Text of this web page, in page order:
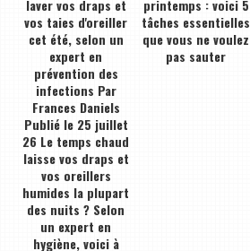
laver vos draps et
vos taies d'oreiller
cet été, selon un
expert en
prévention des
infections Par
Frances Daniels
Publié le 25 juillet
26 Le temps chaud
laisse vos draps et
vos oreillers
humides la plupart
des nuits ? Selon
un expert en
hygiène, voici à
printemps : voici 5
tâches essentielles
que vous ne voulez
pas sauter